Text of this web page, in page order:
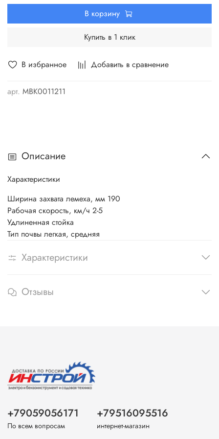
В избранное Добавить в сравнение
арт. МВК0011211
Идеальная геометрия плуга . Толщина металла
значительно выше, чем у аналогов на рынке. Это
выполнена со специальным изгибом, необходимым для
земли, а также снижает сопротивление с землей до
В корзину
Купить в 1 клик
Описание
Характеристики
Ширина захвата лемеха, мм 190
Рабочая скорость, км/ч 2-5
Удлиненная стойка
Тип почвы легкая, средняя
Характеристики
Отзывы
+79059056171
По всем вопросам
+79516095516
интернет-магазин